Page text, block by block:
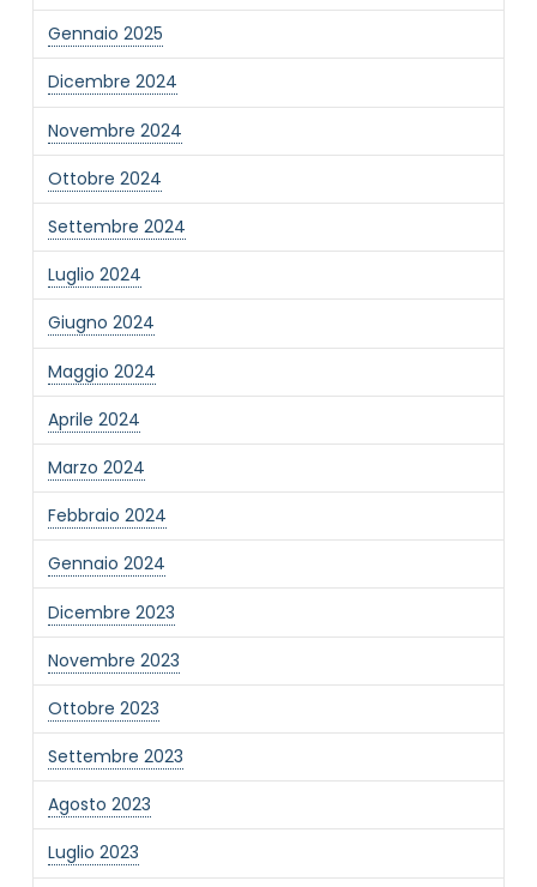
Gennaio 2025
Dicembre 2024
Novembre 2024
Ottobre 2024
Settembre 2024
Luglio 2024
Giugno 2024
Maggio 2024
Aprile 2024
Marzo 2024
Febbraio 2024
Gennaio 2024
Dicembre 2023
Novembre 2023
Ottobre 2023
Settembre 2023
Agosto 2023
Luglio 2023